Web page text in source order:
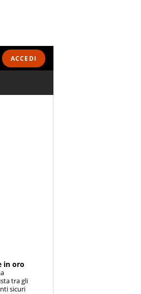
ACCEDI
CLASSIFICHE
in oro
tra gli
sicuri